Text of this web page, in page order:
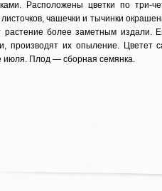
Расположены цветки по три-
чашечки и тычинки
растение более заметным издали.
производят их опыление. Цветет
Плод — сборная семянка.